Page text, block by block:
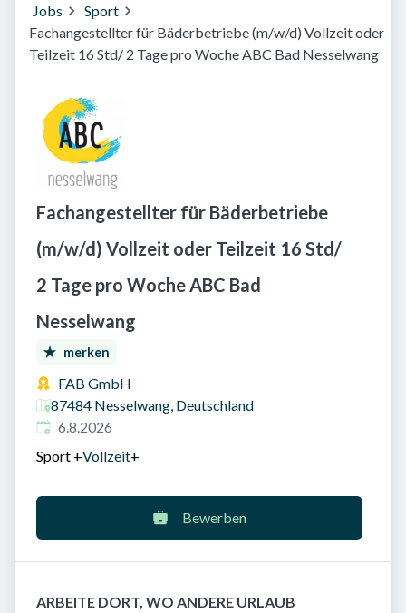
Jobs
Sport
Fachangestellter für Bäderbetriebe (m/w/d) Vollzeit oder
Teilzeit 16 Std/ 2 Tage pro Woche ABC Bad Nesselwang
Fachangestellter für Bäderbetriebe
(m/w/d) Vollzeit oder Teilzeit 16 Std/
2 Tage pro Woche ABC Bad
Nesselwang
merken
FAB GmbH
87484 Nesselwang, Deutschland
Veröffentlicht am
6.8.2026
Sport +Vollzeit+
Bewerben
ARBEITE DORT, WO ANDERE URLAUB